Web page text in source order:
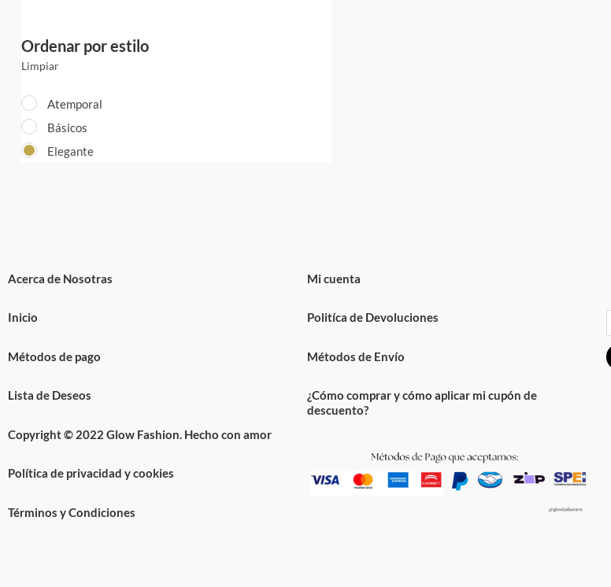
Ordenar por estilo
Limpiar
Atemporal
Básicos
Elegante
Acerca de Nosotras
Inicio
Métodos de pago
Lista de Deseos
Copyright © 2022 Glow Fashion. Hecho con amor
Política de privacidad y cookies
Términos y Condiciones
Mi cuenta
Politíca de Devoluciones
Métodos de Envío
¿Cómo comprar y cómo aplicar mi cupón de
descuento?